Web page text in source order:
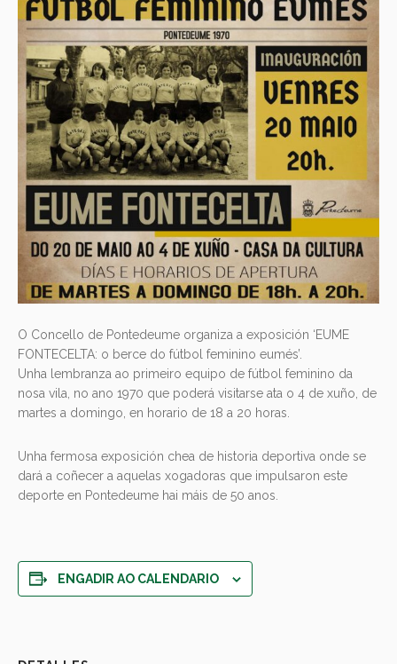
O Concello de Pontedeume organiza a exposición ‘EUME
FONTECELTA: o berce do fútbol feminino eumés’.
Unha lembranza ao primeiro equipo de fútbol feminino da
nosa vila, no ano 1970 que poderá visitarse ata o 4 de xuño, de
martes a domingo, en horario de 18 a 20 horas.
Unha fermosa exposición chea de historia deportiva onde se
dará a coñecer a aquelas xogadoras que impulsaron este
deporte en Pontedeume hai máis de 50 anos.
ENGADIR AO CALENDARIO